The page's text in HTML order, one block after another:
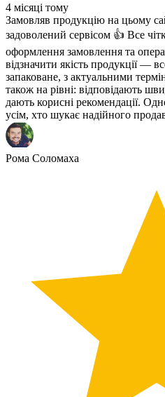
4 місяці тому
Замовляв продукцію на цьому
задоволений сервісом 👍 Все
оформлення замовлення та
відзначити якість продукції —
запаковане, з актуальними
також на рівні: відповідають
дають корисні рекомендації.
усім, хто шукає надійного
Рома Соломаха